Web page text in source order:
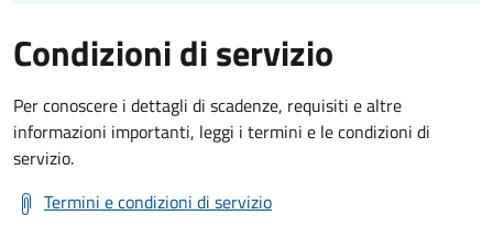
Condizioni di servizio
Per conoscere i dettagli di scadenze, requisiti e altre
informazioni importanti, leggi i termini e le condizioni di
servizio.
Termini e condizioni di servizio